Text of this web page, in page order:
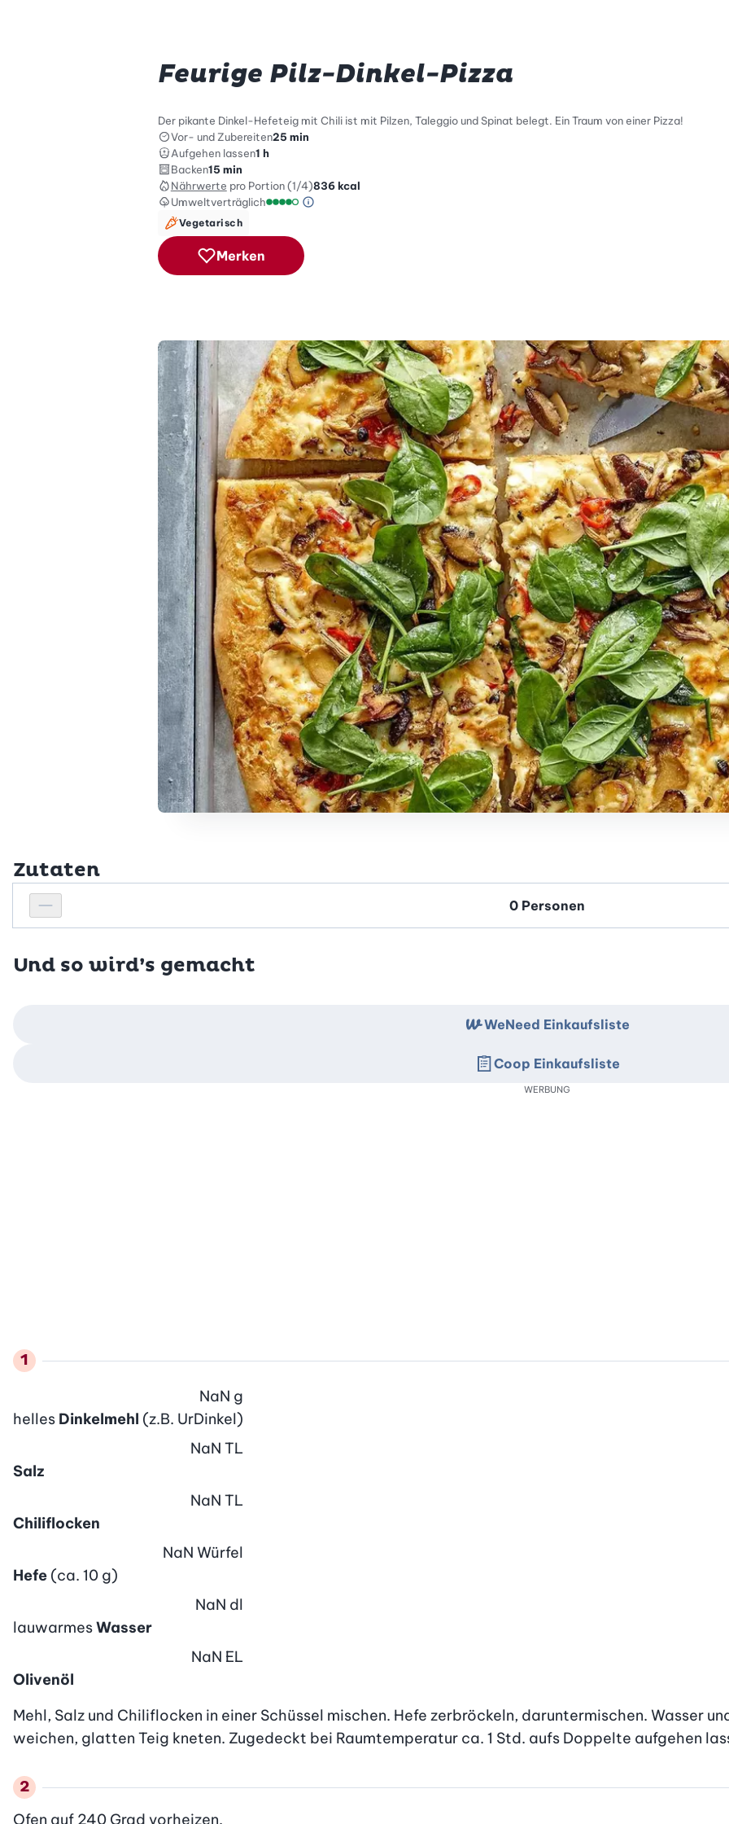
Feurige Pilz-Dinkel-Pizza
Der pikante Dinkel-Hefeteig mit Chili ist mit Pilzen, Taleggio und Spinat belegt. Ein Traum von einer Pizza!
Vor- und Zubereiten25 min
Aufgehen lassen1 h
Backen15 min
Nährwerte pro Portion (1/4)836 kcal
Umweltverträglich
Green Betty Skala Info
Vegetarisch
Merken
Zutaten
Personenanzahl verringern
Personenanzahl
Und so wird’s gemacht
helles Dinkelmehl (z.B. UrDinkel)
NaN g
Salz
NaN TL
Chiliflocken
NaN TL
Hefe (ca. 10 g)
NaN Würfel
lauwarmesWasser
NaN dl
Olivenöl
NaN EL
Mehl, Salz und Chiliflocken in einer Schüssel mischen. Hefe zerbröckeln, daruntermischen. Wasser
weichen, glatten Teig kneten. Zugedeckt bei Raumtemperatur ca. 1 Std. aufs Doppelte aufgehen
Ofen auf 240 Grad vorheizen.
WeNeed Einkaufsliste
Coop Einkaufsliste
WERBUNG